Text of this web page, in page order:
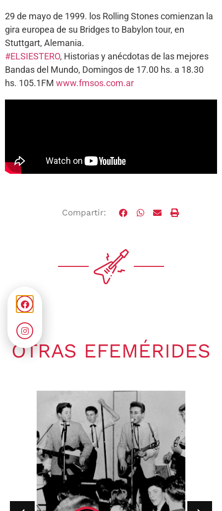
29 de mayo de 1999. los Rolling Stones comienzan la
gira europea de su Bridges to Babylon tour, en
Stuttgart, Alemania.
#ELSIESTERO, Historias y anécdotas de las mejores
Bandas del Mundo, Domingos de 17.00 hs. a 18.30
hs. 105.1FM www.fmsos.com.ar
Compartir:
OTRAS EFEMÉRIDES